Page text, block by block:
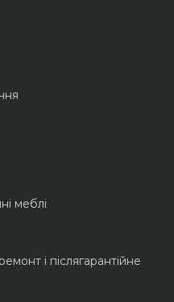
меблі
і післягарантійне